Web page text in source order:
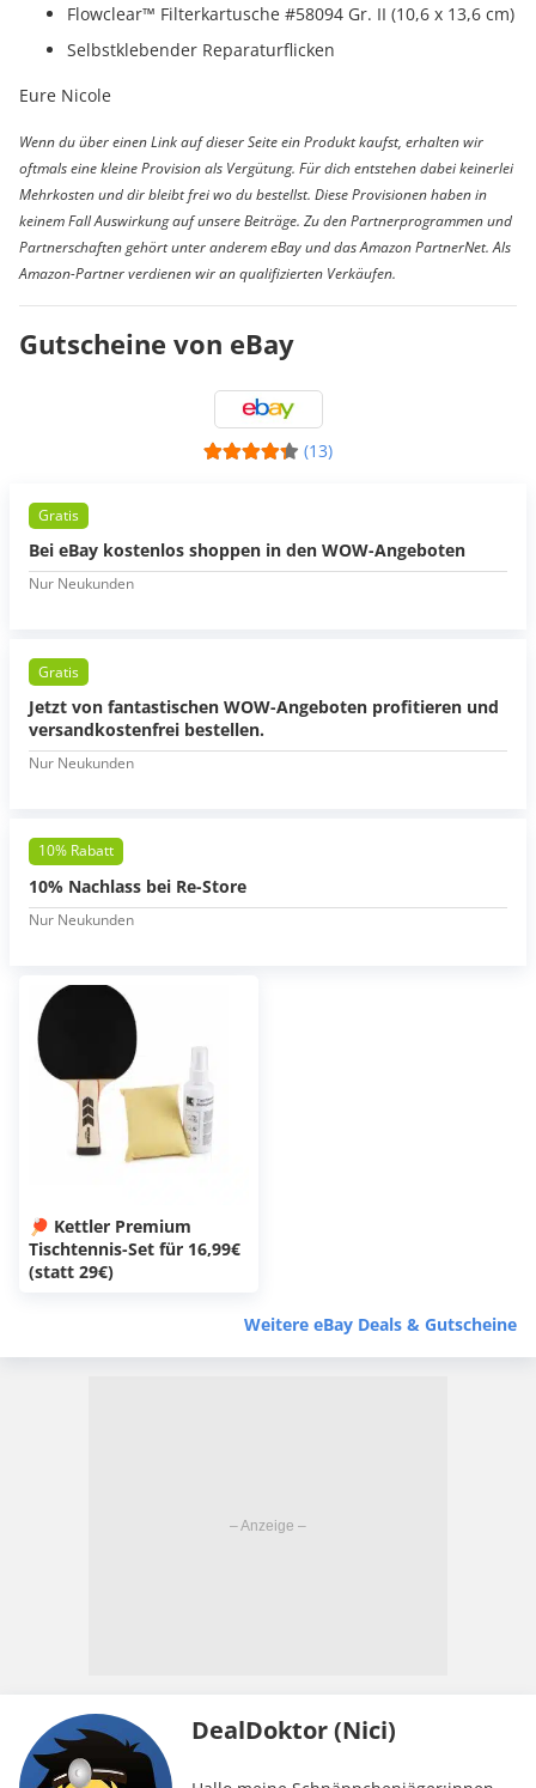
Flowclear™ Filterkartusche #58094 Gr. II (10,6 x 13,6 cm)
Selbstklebender Reparaturflicken
Eure Nicole
Wenn du über einen Link auf dieser Seite ein Produkt kaufst, erhalten wir
oftmals eine kleine Provision als Vergütung. Für dich entstehen dabei keinerlei
Mehrkosten und dir bleibt frei wo du bestellst. Diese Provisionen haben in
keinem Fall Auswirkung auf unsere Beiträge. Zu den Partnerprogrammen und
Partnerschaften gehört unter anderem eBay und das Amazon PartnerNet. Als
Amazon-Partner verdienen wir an qualifizierten Verkäufen.
Gutscheine von eBay
(13)
Gratis
Bei eBay kostenlos shoppen in den WOW-Angeboten
Nur Neukunden
Gratis
Jetzt von fantastischen WOW-Angeboten profitieren und
versandkostenfrei bestellen.
Nur Neukunden
10% Rabatt
10% Nachlass bei Re-Store
Nur Neukunden
🏓 Kettler Premium
Tischtennis-Set für 16,99€
(statt 29€)
Weitere eBay Deals & Gutscheine
DealDoktor (Nici)